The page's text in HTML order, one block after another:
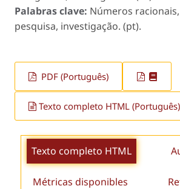
Palabras clave: Números
pesquisa, investigação. (pt).
PDF (Português)
Texto completo HTML (Português)
Texto completo HTML
Métricas disponibles